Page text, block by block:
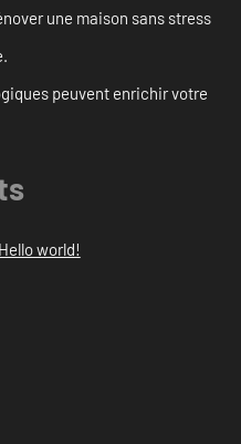
une maison sans stress
peuvent enrichir votre
Hello world!